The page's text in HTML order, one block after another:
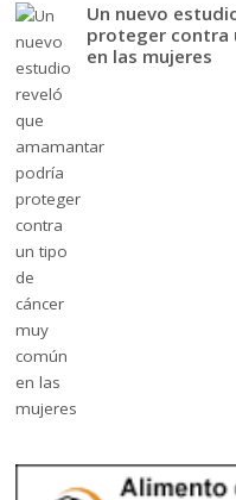
Un nuevo
proteger contra
en las mujeres